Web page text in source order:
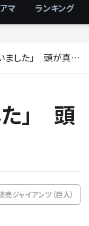
マ ランキング
…鼻をへし折られた大失態
た」 頭
売ジャイアンツ（巨人）